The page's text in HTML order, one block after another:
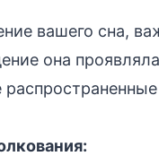
вашего сна,
она